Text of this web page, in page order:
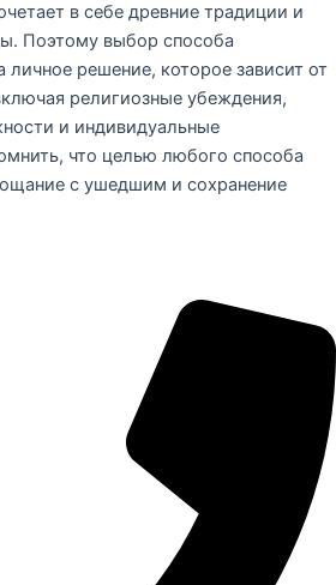
в себе древние традиции и
Поэтому выбор способа
личное решение, которое зависит от
религиозные убеждения,
и индивидуальные
что целью любого способа
с ушедшим и сохранение